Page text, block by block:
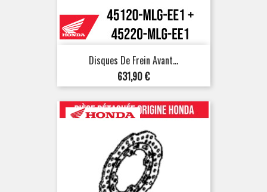
Disques De Frein Avant...
Prix
631,90 €